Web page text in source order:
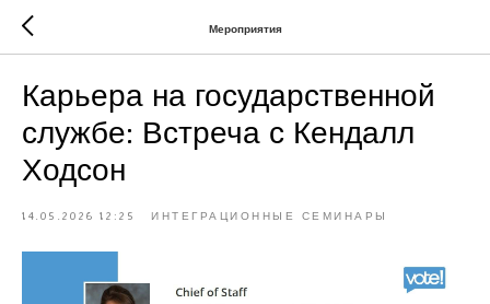
Мероприятия
Карьера на государственной
службе: Встреча с Кендалл
Ходсон
14.05.2026 12:25 ИНТЕГРАЦИОННЫЕ СЕМИНАРЫ